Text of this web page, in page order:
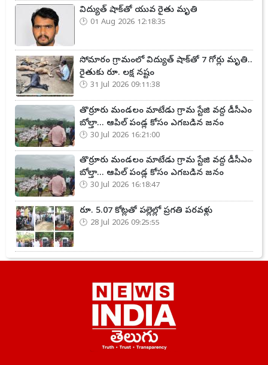
విద్యుత్ షాక్‌తో యువ రైతు మృతి
01 Aug 2026 12:18:35
సోమారం గ్రామంలో విద్యుత్ షాక్‌తో 7 గోర్లు మృతి..
రైతుకు రూ. లక్ష నష్టం
31 Jul 2026 09:11:38
తొర్రూరు మండలం మాటేడు గ్రామ స్టేజి వద్ద డీసీఎం
బోల్తా... ఆపిల్ పండ్ల కోసం ఎగబడిన జనం
30 Jul 2026 16:21:00
తొర్రూరు మండలం మాటేడు గ్రామ స్టేజి వద్ద డీసీఎం
బోల్తా... ఆపిల్ పండ్ల కోసం ఎగబడిన జనం
30 Jul 2026 16:18:47
రూ. 5.07 కోట్లతో పల్లెల్లో ప్రగతి పరవళ్లు
28 Jul 2026 09:25:55